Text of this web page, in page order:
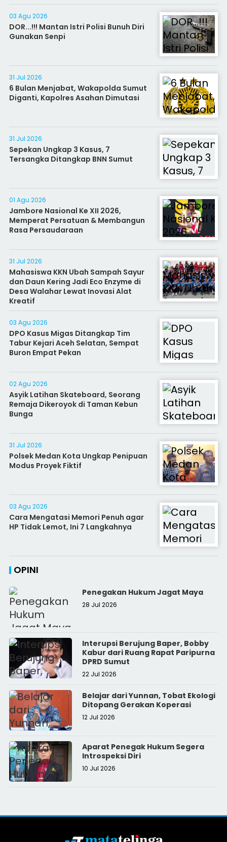
03 Agu 2026
DOR...!!! Mantan Istri Polisi Bunuh Diri
Gunakan Senpi
31 Jul 2026
6 Bulan Menjabat, Wakapolda Sumut
Diganti, Kapolres Asahan Dimutasi
31 Jul 2026
Sepekan Ungkap 3 Kasus, 7
Tersangka Ditangkap BNN Sumut
01 Agu 2026
Jambore Nasional Ke XII 2026,
Memperat Persatuan & Membangun
Rasa Persaudaraan
31 Jul 2026
Mahasiswa KKN Ubah Sampah Sayur
dan Daun Kering Jadi Eco Enzyme di
Desa Walahar Lewat Inovasi Alat
Kreatif
03 Agu 2026
DPO Kasus Migas Ditangkap Tim
Tabur Kejari Aceh Selatan, Sempat
Buron Empat Pekan
02 Agu 2026
Asyik Latihan Skateboard, Seorang
Remaja Dikeroyok di Taman Kebun
Bunga
31 Jul 2026
Polsek Medan Kota Ungkap Penipuan
Modus Proyek Fiktif
03 Agu 2026
Cara Mengatasi Memori Penuh agar
HP Tidak Lemot, Ini 7 Langkahnya
OPINI
Penegakan Hukum Jagat Maya
28 Jul 2026
Interupsi Berujung Baper, Bobby
Kabur dari Ruang Rapat Paripurna
DPRD Sumut
22 Jul 2026
Belajar dari Yunnan, Tobat Ekologi
Ditopang Gerakan Koperasi
12 Jul 2026
Aparat Penegak Hukum Segera
Introspeksi Diri
10 Jul 2026